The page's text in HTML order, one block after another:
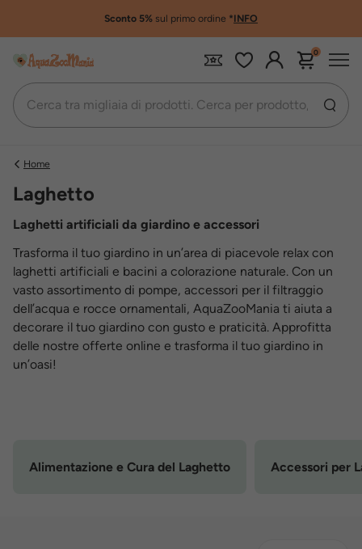
Sconto 5% sul primo ordine *INFO
0
Home
Laghetto
Laghetti artificiali da giardino e accessori
Trasforma il tuo giardino in un’area di piacevole relax con
laghetti artificiali e bacini a colorazione naturale. Con un
vasto assortimento di pompe, accessori per il filtraggio
dell’acqua e rocce ornamentali, AquaZooMania ti aiuta a
decorare il tuo giardino con gusto e praticità. Approfitta
delle nostre offerte online e trasforma il tuo giardino in
un’oasi!
Alimentazione e Cura del Laghetto Accessori per